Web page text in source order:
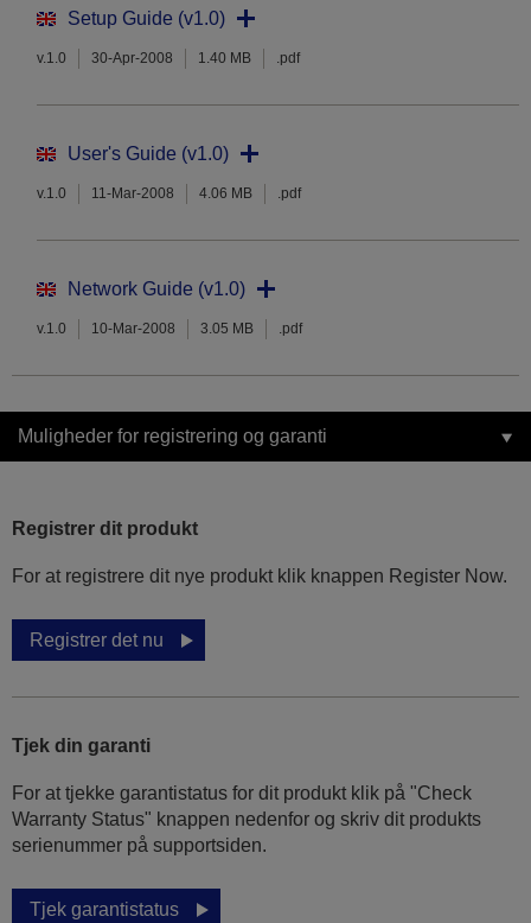
Setup Guide (v1.0)
v.1.0 30-Apr-2008 1.40 MB .pdf
User's Guide (v1.0)
v.1.0 11-Mar-2008 4.06 MB .pdf
Network Guide (v1.0)
v.1.0 10-Mar-2008 3.05 MB .pdf
Muligheder for registrering og garanti
Registrer dit produkt
For at registrere dit nye produkt klik knappen Register Now.
Registrer det nu
Tjek din garanti
For at tjekke garantistatus for dit produkt klik på "Check
Warranty Status" knappen nedenfor og skriv dit produkts
serienummer på supportsiden.
Tjek garantistatus